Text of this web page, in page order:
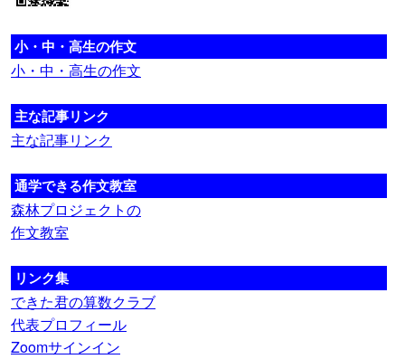
小・中・高生の作文
小・中・高生の作文
主な記事リンク
主な記事リンク
通学できる作文教室
森林プロジェクトの
作文教室
リンク集
できた君の算数クラブ
代表プロフィール
Zoomサインイン